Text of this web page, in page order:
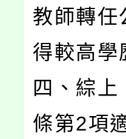
教師轉任
得較高學
四、綜
條第2項